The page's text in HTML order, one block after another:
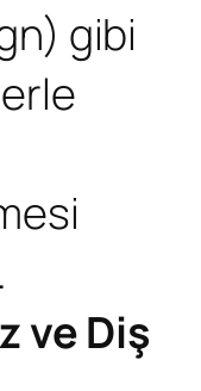
gibi
ve Diş